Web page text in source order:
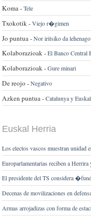
Koma -Tele
Txokotik -Viejo r�gimen
Jo puntua -Nor iritsiko da
Kolaborazioak -El Banco Central
Kolaborazioak -Gure minari
De reojo -Negativo
Azken puntua -Catalunya y
Euskal Herria
Los electos vascos muestran
Europarlamentarias reciben a
El presidente del TS considera
Decenas de movilizaciones en
Armas arrojadizas con forma de